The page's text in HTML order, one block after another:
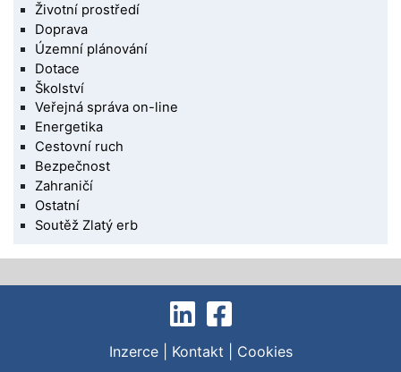
Životní prostředí
Doprava
Územní plánování
Dotace
Školství
Veřejná správa on-line
Energetika
Cestovní ruch
Bezpečnost
Zahraničí
Ostatní
Soutěž Zlatý erb
Inzerce| Kontakt Cookies